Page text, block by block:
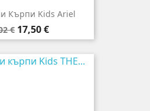
Кърпи Kids Ariel
€ Цена
17,50 €